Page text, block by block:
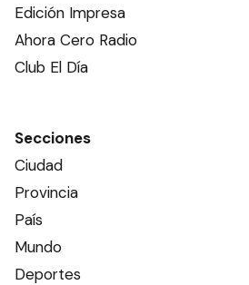
Edición Impresa
Ahora Cero Radio
Club El Día
Secciones
Ciudad
Provincia
País
Mundo
Deportes